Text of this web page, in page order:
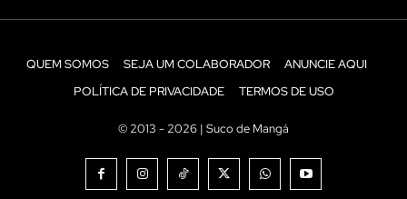
QUEM SOMOS SEJA UM COLABORADOR
ANUNCIE AQUI
POLÍTICA DE PRIVACIDADE
TERMOS DE USO
© 2013 - 2026 | Suco de Mangá